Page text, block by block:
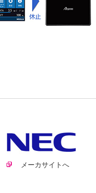
メーカサイトへ